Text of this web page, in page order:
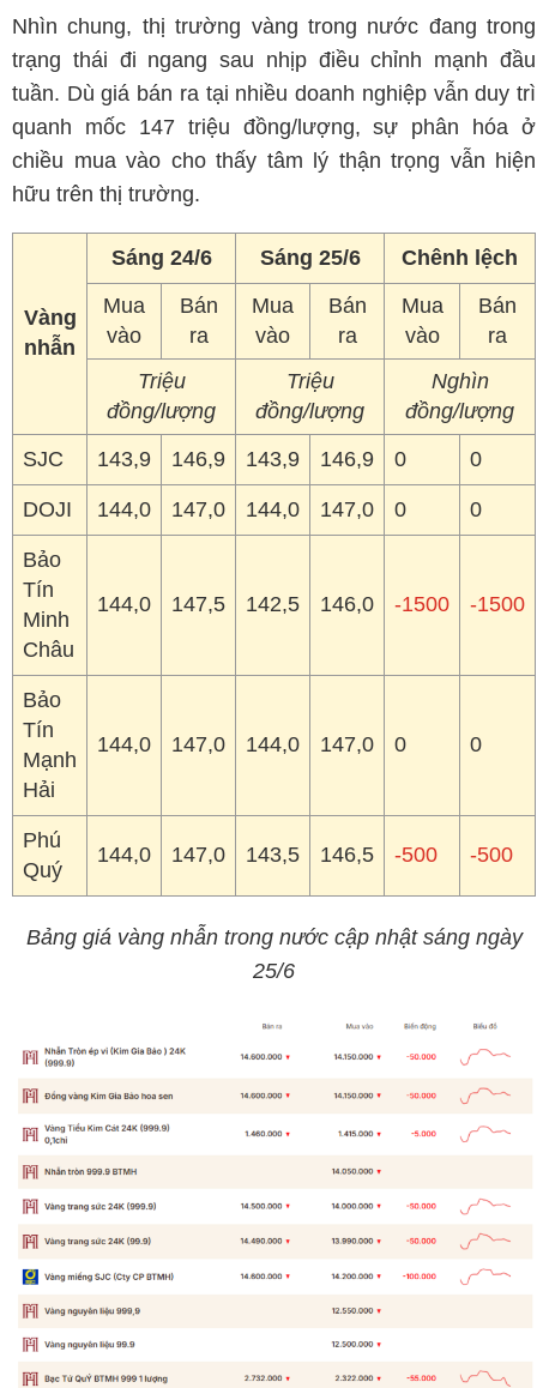
hữu trên thị trường.
nhẫn
Sáng 24/6 Sáng 25/6
Chênh lệch
Mua
vào
Bán
ra
Mua
vào
Bán
ra
Mua
vào
Bán
ra
Triệu
đồng/lượng
đồng/lượng
đồng/lượng
143,9 146,9 143,9 146,9 0 0
DOJI 144,0 147,0 144,0 147,0 0
144,0 147,5 142,5 146,0 -1500 -1500
Tín
Mạnh
Hải
Quý
144,0 147,0 143,5 146,5 -500 -500
Bảng giá vàng nhẫn trong nước cập nhật sáng ngày
Giá vàng thương hiệu Bảo Tín Mạnh Hải được niêm yết